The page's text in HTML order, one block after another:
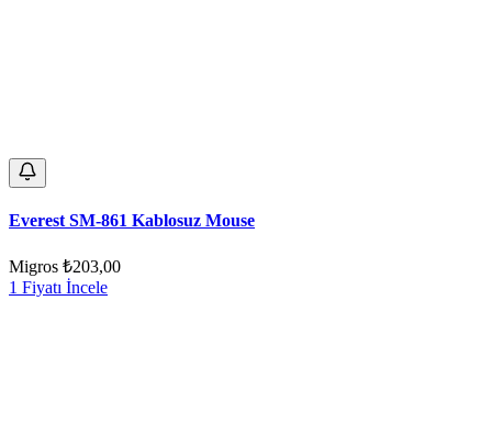
Everest SM-861 Kablosuz Mouse
Migros ₺203,00
1 Fiyatı İncele